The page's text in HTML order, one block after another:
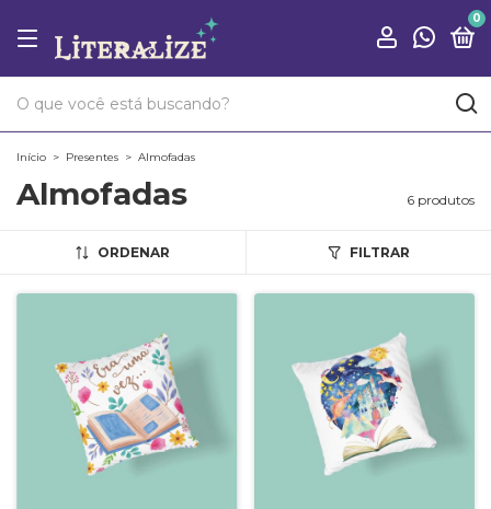
0
Início > Presentes > Almofadas
Almofadas 6 produtos
ORDENAR FILTRAR